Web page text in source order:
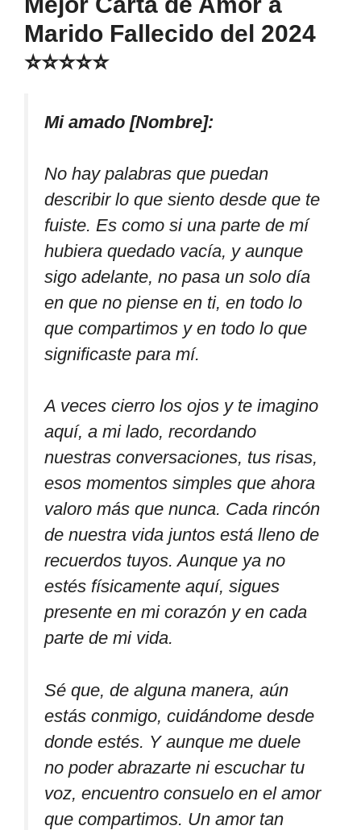
Marido Fallecido del 2024
⭐⭐⭐⭐⭐
Mi amado [Nombre]:
No hay palabras que puedan
describir lo que siento desde que te
fuiste. Es como si una parte de mí
hubiera quedado vacía, y aunque
sigo adelante, no pasa un solo día
en que no piense en ti, en todo lo
que compartimos y en todo lo que
significaste para mí.
A veces cierro los ojos y te imagino
aquí, a mi lado, recordando
nuestras conversaciones, tus risas,
esos momentos simples que ahora
valoro más que nunca. Cada rincón
de nuestra vida juntos está lleno de
recuerdos tuyos. Aunque ya no
estés físicamente aquí, sigues
presente en mi corazón y en cada
parte de mi vida.
Sé que, de alguna manera, aún
estás conmigo, cuidándome desde
donde estés. Y aunque me duele
no poder abrazarte ni escuchar tu
voz, encuentro consuelo en el amor
que compartimos. Un amor tan